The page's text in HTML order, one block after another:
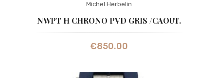
Michel Herbelin
NWPT H CHRONO PVD GRIS /CAOUT.
€850.00